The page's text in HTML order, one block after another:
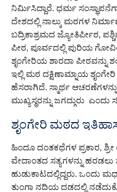
ನಿರ್ಮಿಸಿದ್ದಾರೆ. ಧರ್ಮ
ದೇಶದಲ್ಲಿ ನಾಲ್ಕು ಮಠಗಳ
ಬದ್ರಿಕಾಶ್ರಮದ ಜ್ಯೋತಿರ್ಪೀಠ,
ಪೀಠ, ಪೂರ್ವದಲ್ಲಿ ಪುರಿಯ
ಶೃಂಗೇರಿಯ ಶಾರದಾ ಪೀಠವನ್ನು
ಇಲ್ಲಿ ಮಠ ದಕ್ಷಿಣಾಮ್ನಾಯ
ಹೆಸರಾಗಿದೆ. ಸ್ಮಾರ್ಥ
ಮುಖ್ಯಸ್ಥರನ್ನು ಜಗದ್ಗುರು
ಶೃಂಗೇರಿ ಮಠದ
ಹಿಂದೂ ದಂತಕಥೆಗಳ ಪ್ರಕಾರ,
ವೇದಾಂತದ ಸತ್ಯಗಳನ್ನು ಹರಡಲು
ಹುಡುಕಾಟದಲ್ಲಿದ್ದರು. ಒಂದು
ತುಂಗಾ ನದಿಯ ದಡದಲ್ಲಿ